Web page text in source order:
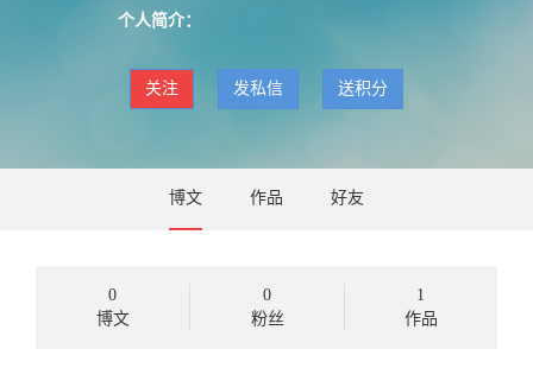
个人简介：
关注 发私信 送积分
博文 作品 好友
0
博文
0
粉丝
1
作品